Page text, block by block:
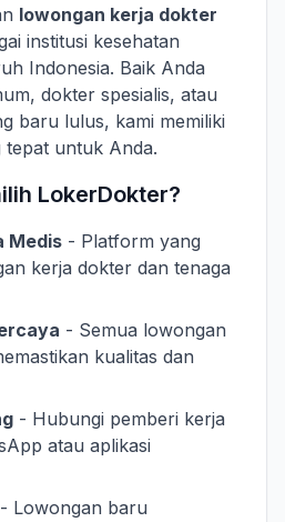
lowongan kerja dokter
institusi kesehatan
Indonesia. Baik Anda
dokter spesialis, atau
baru lulus, kami memiliki
untuk Anda.
LokerDokter?
Medis - Platform yang
kerja dokter dan tenaga
- Semua lowongan
kualitas dan
- Hubungi pemberi kerja
atau aplikasi
- Lowongan baru